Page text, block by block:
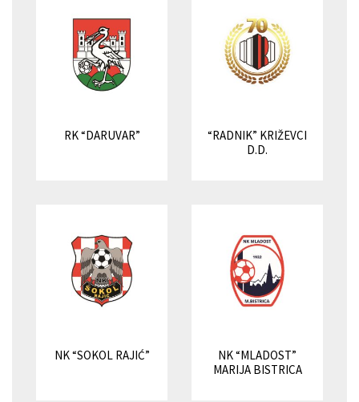
RK “DARUVAR”
“RADNIK” KRIŽEVCI
D.D.
NK “SOKOL RAJIĆ”
NK “MLADOST”
MARIJA BISTRICA